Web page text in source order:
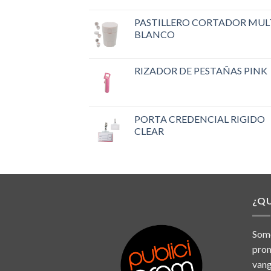
PASTILLERO CORTADOR
BLANCO
RIZADOR DE PESTAÑAS PINK
PORTA CREDENCIAL RIGIDO
CLEAR